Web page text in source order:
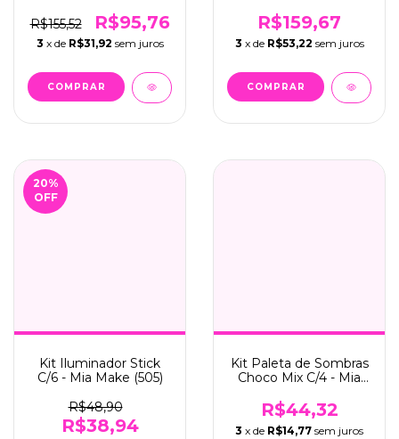
R$155,52
R$95,76
3 x de R$31,92 sem juros
R$159,67
3 x de R$53,22 sem juros
20%
OFF
Kit Iluminador Stick
C/6 - Mia Make (505)
R$48,90
R$38,94
Kit Paleta de Sombras
Choco Mix C/4 - Mia
R$44,32
3 x de R$14,77 sem juros